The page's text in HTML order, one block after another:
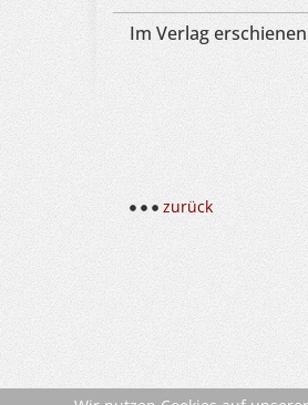
Im Verlag erschienen
zurück